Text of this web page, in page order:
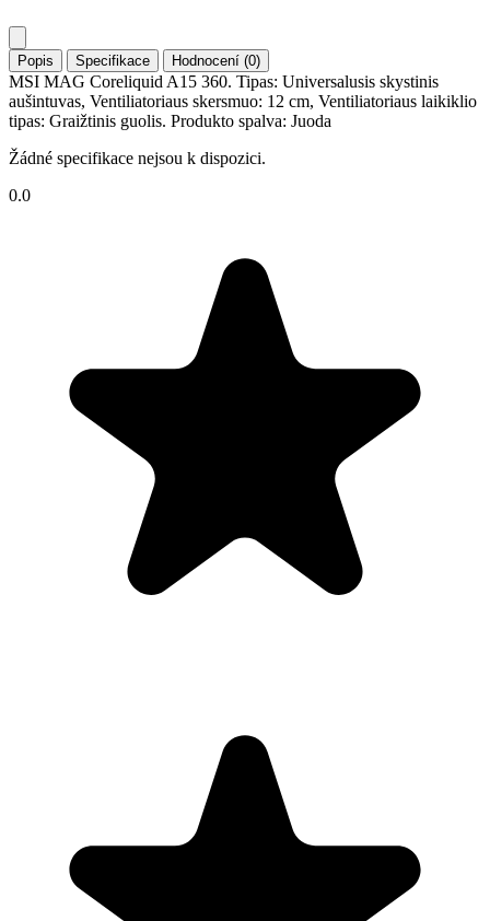
Popis Specifikace Hodnocení (0)
MSI MAG Coreliquid A15 360. Tipas: Universalusis skystinis
aušintuvas, Ventiliatoriaus skersmuo: 12 cm, Ventiliatoriaus laikiklio
tipas: Graižtinis guolis. Produkto spalva: Juoda
Žádné specifikace nejsou k dispozici.
0.0